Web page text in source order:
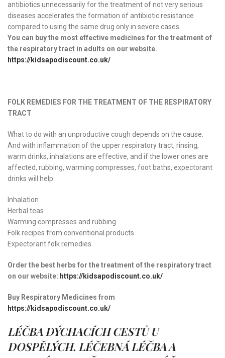
antibiotics unnecessarily for the treatment of not very serious
diseases accelerates the formation of antibiotic resistance
compared to using the same drug only in severe cases.
You can buy the most effective medicines for the treatment of
the respiratory tract in adults on our website.
https://kidsapodiscount.co.uk/
FOLK REMEDIES FOR THE TREATMENT OF THE RESPIRATORY
TRACT
What to do with an unproductive cough depends on the cause.
And with inflammation of the upper respiratory tract, rinsing,
warm drinks, inhalations are effective, and if the lower ones are
affected, rubbing, warming compresses, foot baths, expectorant
drinks will help.
Inhalation
Herbal teas
Warming compresses and rubbing
Folk recipes from conventional products
Expectorant folk remedies
Order the best herbs for the treatment of the respiratory tract
on our website: https://kidsapodiscount.co.uk/
Buy Respiratory Medicines from
https://kidsapodiscount.co.uk/
LÉČBA DÝCHACÍCH CESTŮ U
DOSPĚLÝCH. LÉČEBNÁ LÉČBA A